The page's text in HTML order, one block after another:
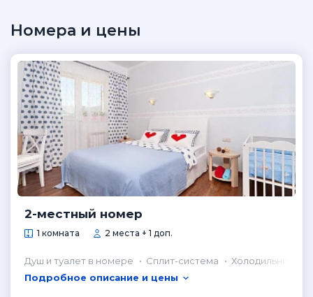
Номера и цены
2-местный номер
1 комната 2 места + 1 доп.
Душ и туалет в номере Сплит-система
Холодильник в
Подробное описание и цены